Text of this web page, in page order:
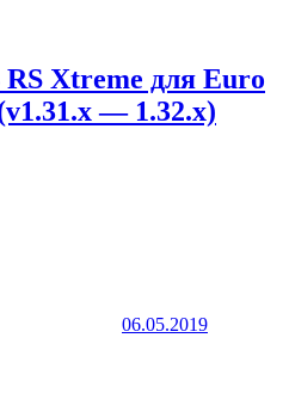
Xtreme для Euro
— 1.32.x)
06.05.2019